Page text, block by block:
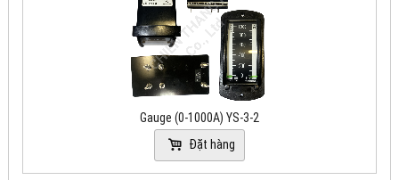
Gauge (0-1000A) YS-3-2
Đặt hàng